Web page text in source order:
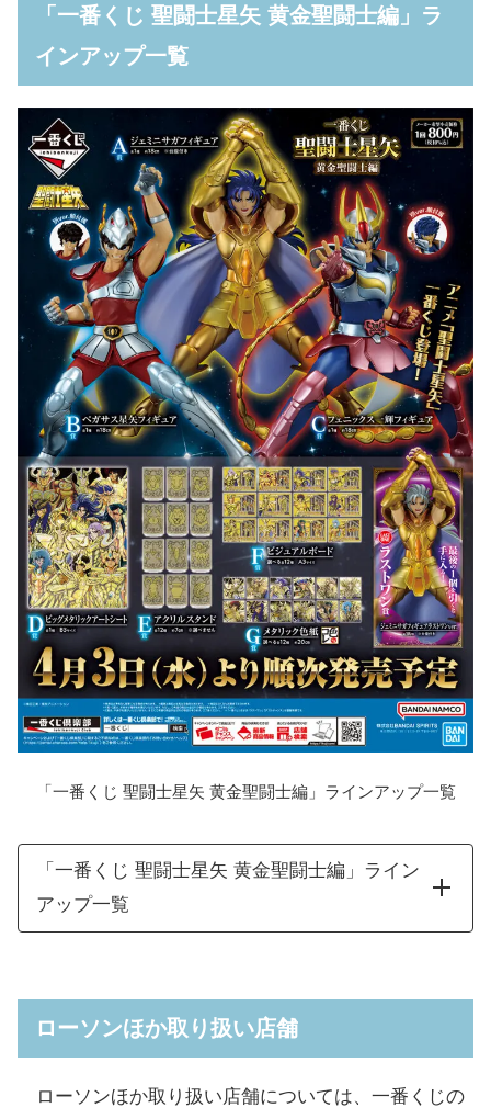
「一番くじ 聖闘士星矢 黄金聖闘士編」ラ
インアップ一覧
「一番くじ 聖闘士星矢 黄金聖闘士編」ラインアップ一覧
「一番くじ 聖闘士星矢 黄金聖闘士編」ライン
アップ一覧
フェニックス一輝フィギュ
ア
ローソンほか取り扱い店舗
ローソンほか取り扱い店舗については、一番くじの